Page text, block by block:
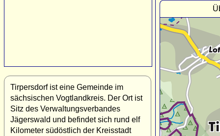
Tirpersdorf ist eine Gemeinde im
sächsischen Vogtlandkreis. Der Ort ist
Sitz des Verwaltungsverbandes
Jägerswald und befindet sich rund elf
Kilometer südöstlich der Kreisstadt